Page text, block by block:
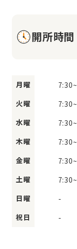
開所時間
月曜 7:30~
火曜
7:30~
水曜
7:30~
木曜
7:30~
金曜
7:30~
土曜
7:30~
日曜
-
祝日
-